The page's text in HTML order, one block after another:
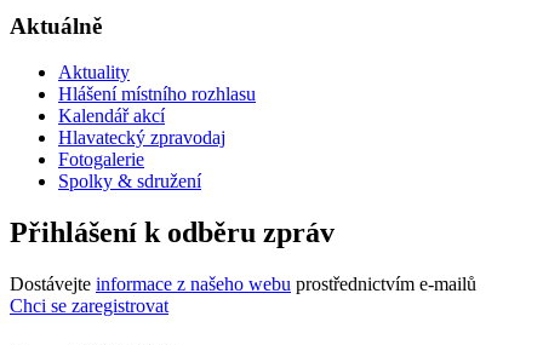
Aktuálně
Aktuality
Hlášení místního rozhlasu
Kalendář akcí
Hlavatecký zpravodaj
Fotogalerie
Spolky & sdružení
Přihlášení k odběru zpráv
Dostávejte informace z našeho webu prostřednictvím e-mailů
Chci se zaregistrovat